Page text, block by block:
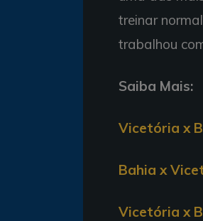
treinar
trabalhou
Saiba Mais:
Vicetória x
Bahia x
Vicetória x